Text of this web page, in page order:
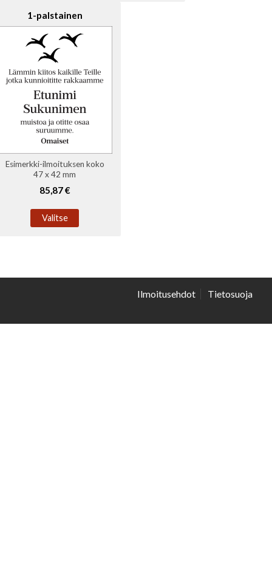
1-palstainen
Esimerkki-ilmoituksen koko
47 x 42 mm
85,87 €
Valitse
Ilmoitusehdot Tietosuoja